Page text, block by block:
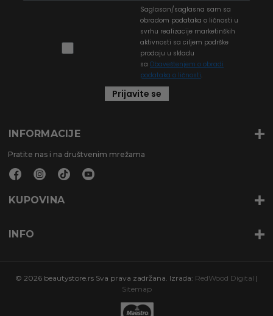
Saglasan/saglasna sam sa
obradom podataka o ličnosti u
svrhu realizacije marketinških
aktivnosti sa ciljem podrške
prodaju u skladu
sa Obaveštenjem o obradi
podataka o ličnosti.
Prijavite se
INFORMACIJE
Pratite nas i na društvenim mrežama
KUPOVINA
INFO
© 2026 beautystore.rs Sva prava zadržana. Izrada: RedWood Digital |
Sitemap